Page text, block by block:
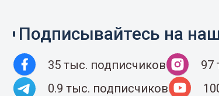
Подписывайтесь на
35 тыс. подписчиков
97
0.9 тыс. подписчиков